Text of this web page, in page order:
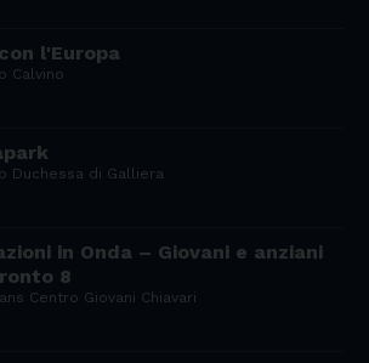
l'Europa
Calvino
Duchessa di Galliera
in Onda – Giovani e anziani
8
Centro Giovani Chiavari